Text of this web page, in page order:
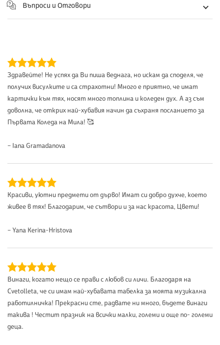
Въпроси и Отговори
Здравейте! Не успях да Ви пиша веднага, но искам да споделя, че
получих висулките и са страхотни! Много е приятно, че имат
картички към тях, носят много топлина и коледен дух. А аз съм
доволна, че открих най-хубавия начин да съхраня посланието за
Първата Коледа на Мила! 🥰
– Iana Gramadanova
Красиви, уютни предмети от дърво! Имат си добро духче, което
живее в тях! Благодарим, че сътвори и за нас красота, Цвети!
– Yana Kerina-Hristova
Винаги, когато нещо се прави с любов си личи. Благодаря на
Cvetolleta, че си имам най-хубавата табелка за моята музикална
работилничка! Прекрасни сте, радвате ни много, бъдете винаги
такива ! Честит празник на всички малки, големи и още по- големи
деца.